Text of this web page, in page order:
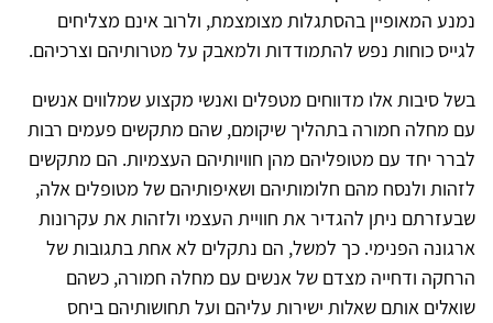
נמנע המאופיין בהסתגלות מצומצמת, ולרוב אינם מצליחים
לגייס כוחות נפש להתמודדות ולמאבק על מטרותיהם וצרכיהם.
בשל סיבות אלו מדווחים מטפלים ואנשי מקצוע שמלווים אנשים
עם מחלה חמורה בתהליך שיקומם, שהם מתקשים פעמים רבות
לברר יחד עם מטופליהם מהן חוויותיהם העצמיות. הם מתקשים
לזהות ולנסח מהם חלומותיהם ושאיפותיהם של מטופלים אלה,
שבעזרתם ניתן להגדיר את חוויית העצמי ולזהות את עקרונות
ארגונה הפנימי. כך למשל, הם נתקלים לא אחת בתגובות של
הרחקה ודחייה מצדם של אנשים עם מחלה חמורה, כשהם
שואלים אותם שאלות ישירות עליהם ועל תחושותיהם ביחס